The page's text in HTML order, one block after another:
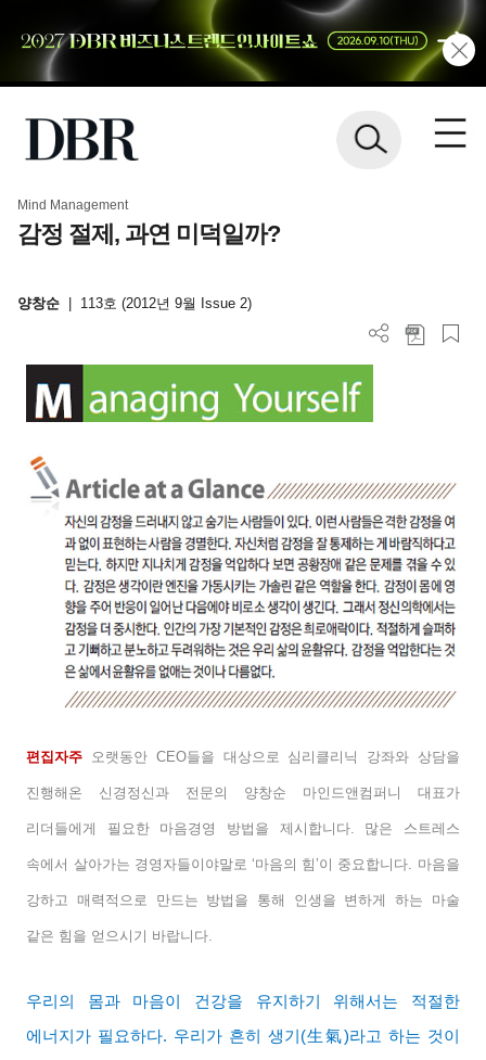
Mind Management
감정 절제, 과연 미덕일까?
양창순 113호 (2012년 9월 Issue 2)
편집자주 오랫동안 CEO들을 대상으로 심리클리닉 강좌와 상담을
진행해온 신경정신과 전문의 양창순 마인드앤컴퍼니 대표가
리더들에게 필요한 마음경영 방법을 제시합니다. 많은 스트레스
속에서 살아가는 경영자들이야말로 ‘마음의 힘 ’이 중요합니다 마음을
강하고 매력적으로 만드는 방법을 통해 인생을 변하게 하는 마술
같은 힘을 얻으시기 바랍니다
우리의 몸과 마음이 건강을 유지하기 위해서는 적절한
에너지가 필요하다. 우리가 흔히 생기 (生氣)라고 하는 것이